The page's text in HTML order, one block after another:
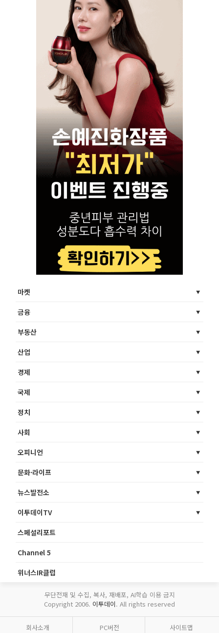
마켓
금융
부동산
산업
경제
국제
정치
사회
오피니언
문화·라이프
뉴스발전소
이투데이TV
스페셜리포트
Channel 5
위너스IR클럽
무단전재 및 수집, 복사, 재배포, AI학습 이용 금지
Copyright 2006. 이투데이. All rights reserved
회사소개 PC버전 사이트맵